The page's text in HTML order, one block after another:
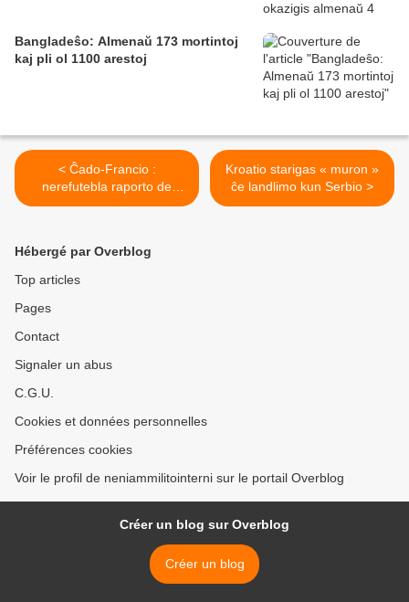
Bangladeŝo: Almenaŭ 173 mortintoj
kaj pli ol 1100 arestoj
< Ĉado-Francio :
nerefutebla raporto de
HRW pri la reĝimo Hissène
Kroatio starigas « muron »
ĉe landlimo kun Serbio >
Hébergé par Overblog
Top articles
Pages
Contact
Signaler un abus
C.G.U.
Cookies et données personnelles
Préférences cookies
Voir le profil de neniammilitointerni sur le portail Overblog
Créer un blog sur Overblog
Créer un blog